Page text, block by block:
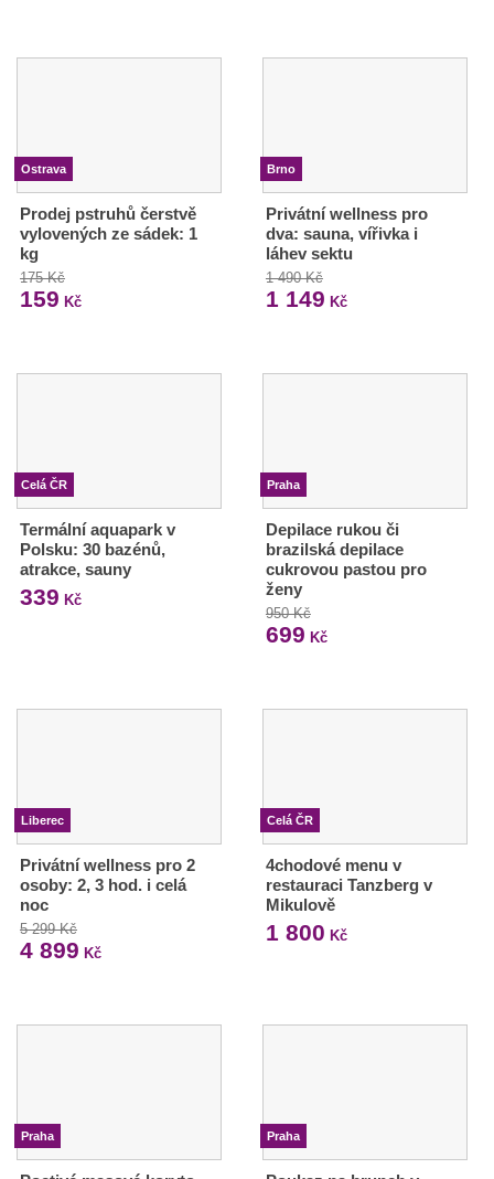
Ostrava
Prodej pstruhů čerstvě
vylovených ze sádek: 1
kg
175 Kč
159 Kč
Brno
Privátní wellness pro
dva: sauna, vířivka i
láhev sektu
1 490 Kč
1 149 Kč
Celá ČR
Termální aquapark v
Polsku: 30 bazénů,
atrakce, sauny
339 Kč
Praha
Depilace rukou či
brazilská depilace
cukrovou pastou pro
ženy
950 Kč
699 Kč
Liberec
Privátní wellness pro 2
osoby: 2, 3 hod. i celá
noc
5 299 Kč
4 899 Kč
Celá ČR
4chodové menu v
restauraci Tanzberg v
Mikulově
1 800 Kč
Praha Praha